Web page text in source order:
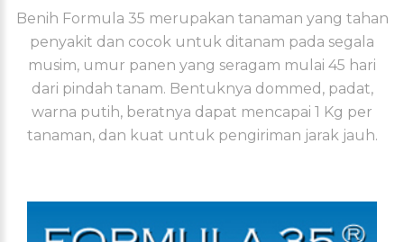
Benih Formula 35 merupakan tanaman yang tahan
penyakit dan cocok untuk ditanam pada segala
musim, umur panen yang seragam mulai 45 hari
dari pindah tanam. Bentuknya dommed, padat,
warna putih, beratnya dapat mencapai 1 Kg per
tanaman, dan kuat untuk pengiriman jarak jauh.